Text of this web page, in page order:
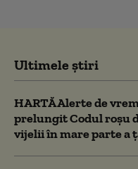
Ultimele știri
HARTĂ Alerte de
prelungit Codul roșu
vijelii în mare parte a